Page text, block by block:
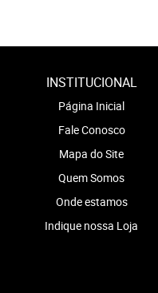
INSTITUCIONAL
Página Inicial
Fale Conosco
Mapa do Site
Quem Somos
Onde estamos
Indique nossa Loja